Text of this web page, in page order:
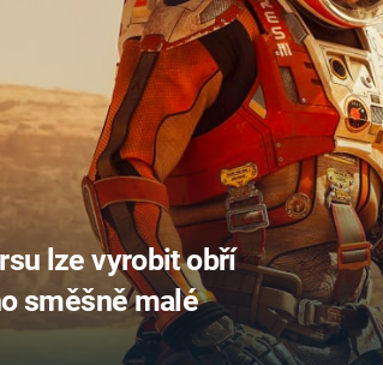
UFO A
MIMOZEMŠŤANÉ
UTAJENÉ PŘÍBĚHY
ČESKÝCH DĚJIN
ALTERNATIVNÍ
HISTORIE
lze vyrobit obří
směšně malé